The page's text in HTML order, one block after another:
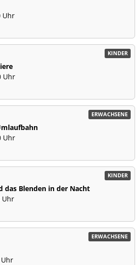
Uhr
KINDER
Uhr
ERWACHSENE
Uhr
KINDER
das Blenden in der Nacht
Uhr
ERWACHSENE
Uhr